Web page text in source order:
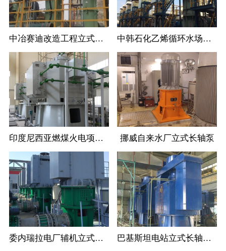
中冶赛迪改造工程立式长轴泵 中韩石化乙烯循环水场立式长轴泵
印度尼西亚燃煤火电项目立式长轴循环水泵 挪威自来水厂立式长轴泵
委内瑞拉电厂辅机立式长轴循环水泵 巴基斯坦电站立式长轴循环水泵